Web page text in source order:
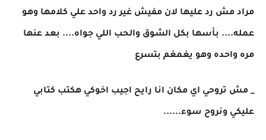
مراد مش رد عليها لان مفيش غير رد واحد علي كلامها وهو
عمله.... بأسها بكل الشوق والحب اللي جواه.... بعد عنها
مره واحده وهو يغمغم بتسرع
_ مش تروحي اي مكان انا رايح اجيب اخوكي هكتب كتابي
عليكي ونروح سوء......